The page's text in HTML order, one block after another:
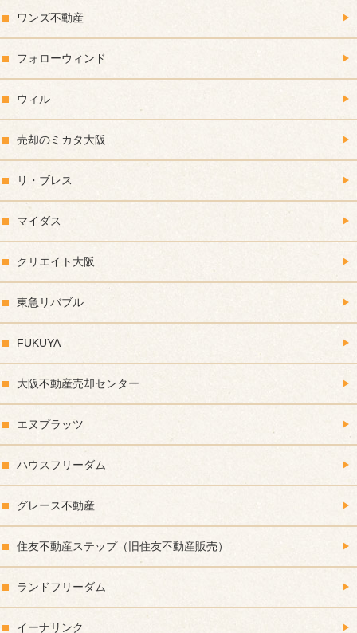
ワンズ不動産
フォローウィンド
ウィル
売却のミカタ大阪
リ・ブレス
マイダス
クリエイト大阪
東急リバブル
FUKUYA
大阪不動産売却センター
エヌプラッツ
ハウスフリーダム
グレース不動産
住友不動産ステップ（旧住友不動産販売）
ランドフリーダム
イーナリンク